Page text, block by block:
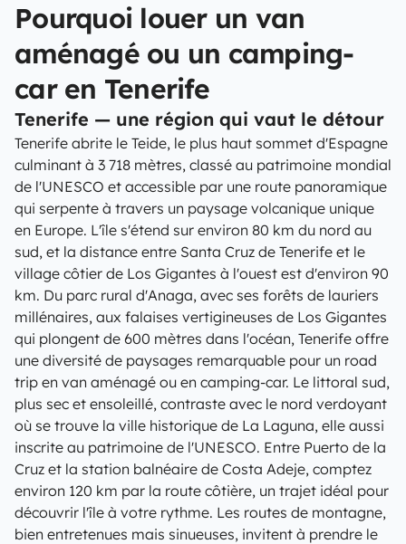
Pourquoi louer un van
aménagé ou un camping-
car en Tenerife
Tenerife — une région qui vaut le détour
Tenerife abrite le Teide, le plus haut sommet d'Espagne
culminant à 3 718 mètres, classé au patrimoine mondial
de l'UNESCO et accessible par une route panoramique
qui serpente à travers un paysage volcanique unique
en Europe. L'île s'étend sur environ 80 km du nord au
sud, et la distance entre Santa Cruz de Tenerife et le
village côtier de Los Gigantes à l'ouest est d'environ 90
km. Du parc rural d'Anaga, avec ses forêts de lauriers
millénaires, aux falaises vertigineuses de Los Gigantes
qui plongent de 600 mètres dans l'océan, Tenerife offre
une diversité de paysages remarquable pour un road
trip en van aménagé ou en camping-car. Le littoral sud,
plus sec et ensoleillé, contraste avec le nord verdoyant
où se trouve la ville historique de La Laguna, elle aussi
inscrite au patrimoine de l'UNESCO. Entre Puerto de la
Cruz et la station balnéaire de Costa Adeje, comptez
environ 120 km par la route côtière, un trajet idéal pour
découvrir l'île à votre rythme. Les routes de montagne,
bien entretenues mais sinueuses, invitent à prendre le